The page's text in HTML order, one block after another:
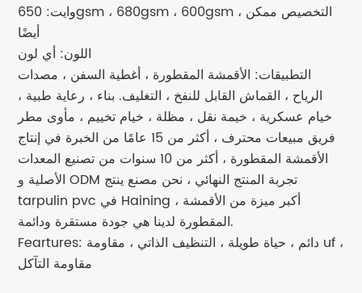
وايت: 650gsm ، 680gsm ، 600gsm ، التخصيص ممكن
أيضًا
اللون: أي لون
التطبيقات: الأقمشة المقطورة ، أغطية السفن ، مصدات
الرياح ، القماش القابل للنفخ ، التغليف. بناء ، رعاية طبية ،
خيام عسكرية ، خيمة نقل ، مظلة ، خيام تخييم ، مأوى مطر
فريق مبيعات محترف ، أكثر من 15 عامًا من الخبرة في إنتاج
الأقمشة المقطورة ، أكثر من 10 سنوات من تصنيع المعدات
الأصلية و ODM تجربة المنتج النهائي ، نحن مصنع ينتج
tarpulin pvc في Haining ، أكبر ميزة من الأقمشة
المقطورة لدينا هي جودة مستقرة ودائمة.
Feartures: دائم ، حياة طويلة ، التنظيف الذاتي ، مقاومة uf ،
مقاومة التآكل